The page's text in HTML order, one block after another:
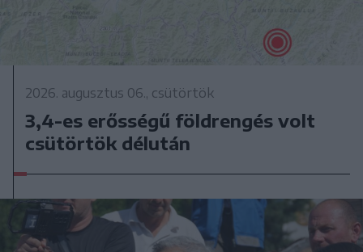
2026. augusztus 06., csütörtök
3,4-es erősségű földrengés volt
csütörtök délután